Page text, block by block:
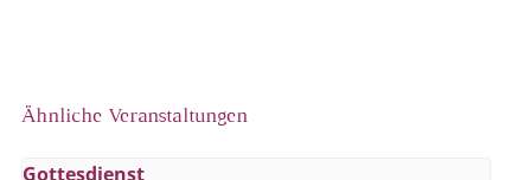
Ähnliche Veranstaltungen
Gottesdienst